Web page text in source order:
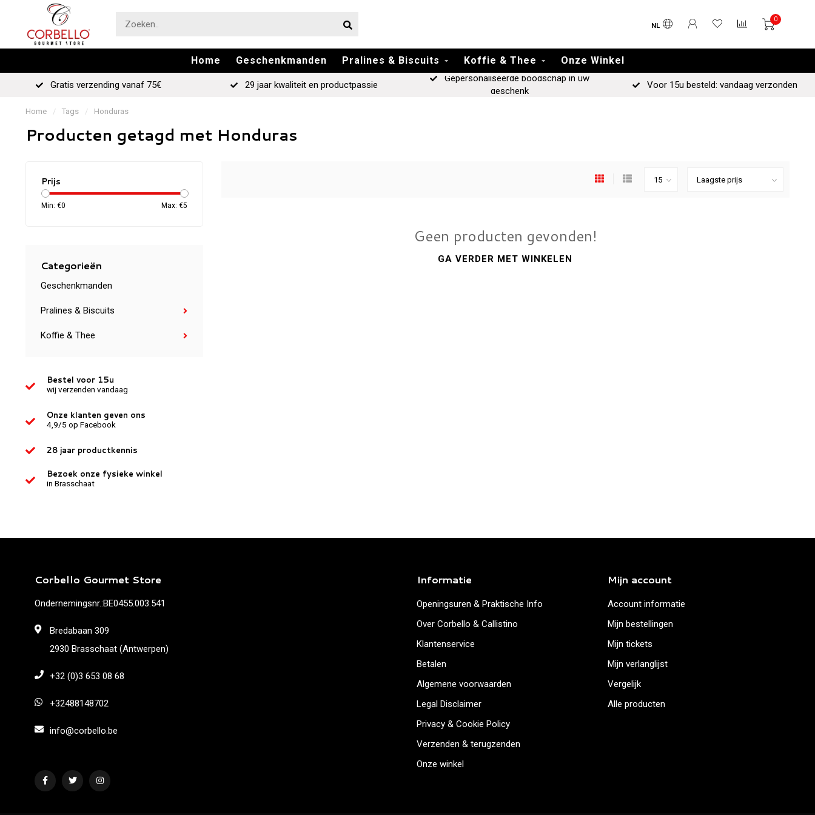
NL
0
Home Geschenkmanden Pralines & Biscuits Koffie & Thee Onze Winkel
Gratis verzending vanaf 75€ 29 jaar kwaliteit en productpassie
Gepersonaliseerde boodschap in uw
geschenk
Voor 15u besteld: vandaag verzonden
Home / Tags / Honduras
Producten getagd met Honduras
Prijs
Min: €0 Max: €5
Categorieën
Geschenkmanden
Pralines & Biscuits
Koffie & Thee
Bestel voor 15u
wij verzenden vandaag
Onze klanten geven ons
4,9/5 op Facebook
28 jaar productkennis
Bezoek onze fysieke winkel
in Brasschaat
Geen producten gevonden!
GA VERDER MET WINKELEN
Corbello Gourmet Store
Ondernemingsnr.:BE0455.003.541
Bredabaan 309
2930 Brasschaat (Antwerpen)
+32 (0)3 653 08 68
+32488148702
info@corbello.be
Informatie
Openingsuren & Praktische Info
Over Corbello & Callistino
Klantenservice
Betalen
Algemene voorwaarden
Legal Disclaimer
Privacy & Cookie Policy
Verzenden & terugzenden
Onze winkel
Mijn account
Account informatie
Mijn bestellingen
Mijn tickets
Mijn verlanglijst
Vergelijk
Alle producten